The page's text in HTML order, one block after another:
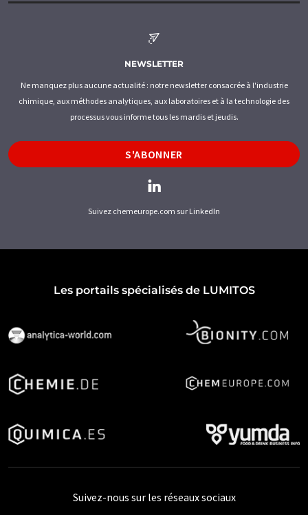
NEWSLETTER
Ne manquez plus aucune actualité : notre newsletter consacrée à l'industrie
chimique, aux méthodes analytiques, aux laboratoires et à la technologie des
processus vous informe tous les mardis et jeudis.
S'ABONNER
Suivez chemeurope.com sur LinkedIn
Les portails spécialisés de LUMITOS
Suivez-nous sur les réseaux sociaux